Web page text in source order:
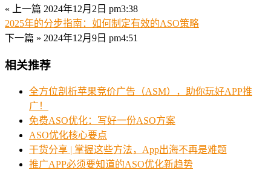
« 上一篇 2024年12月2日 pm3:38
2025年的分步指南：如何制定有效的ASO策略
下一篇 » 2024年12月9日 pm4:51
相关推荐
全方位剖析苹果竞价广告（ASM），助你玩好APP推
广！
免费ASO优化：写好一份ASO方案
ASO优化核心要点
干货分享 | 掌握这些方法，App出海不再是难题
推广APP必须要知道的ASO优化新趋势